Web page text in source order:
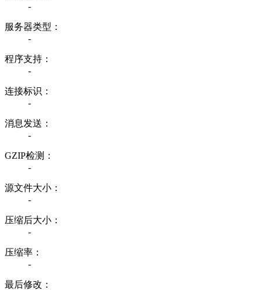
-
服务器类型：
-
程序支持：
-
连接标识：
-
消息发送：
-
GZIP检测：
-
源文件大小：
-
压缩后大小：
-
压缩率：
-
最后修改：